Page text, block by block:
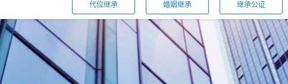
代位继承 婚姻继承 继承公证
您的位置：